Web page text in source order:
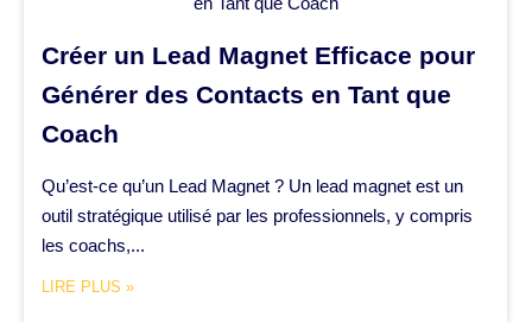
Créer un Lead Magnet Efficace pour
Générer des Contacts en Tant que
Coach
Qu’est-ce qu’un Lead Magnet ? Un lead magnet est un
outil stratégique utilisé par les professionnels, y compris
les coachs,...
LIRE PLUS »